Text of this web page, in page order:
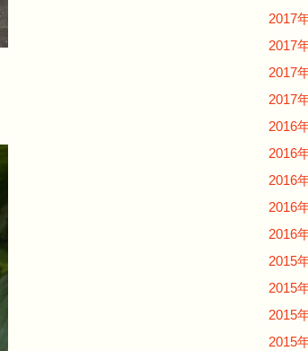
2017
2017
2017
2017
2016
2016
2016
2016
2016
2015
2015
2015
2015